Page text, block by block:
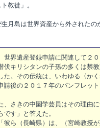
教徒」。
月島は世界資産から外されたの
界遺産登録申請に関連して２
伏キリシタンの子孫の多くは禁
た。その伝統は、いわゆる〈か
請後の２０１７年のパンフレッ
さきの中園学芸員はその理由
です」と答えた。
ら（長崎県）は、（宮崎教授